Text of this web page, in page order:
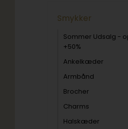
Smykker
Sommer Udsalg -
+50%
Ankelkæder
Armbånd
Brocher
Charms
Halskæder